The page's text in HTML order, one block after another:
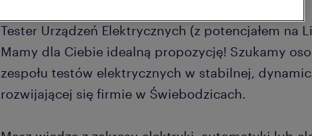
Tester Urządzeń Elektrycznych (z potencjałem na
Mamy dla Ciebie idealną propozycję! Szukamy
zespołu testów elektrycznych w stabilnej,
rozwijającej się firmie w Świebodzicach.